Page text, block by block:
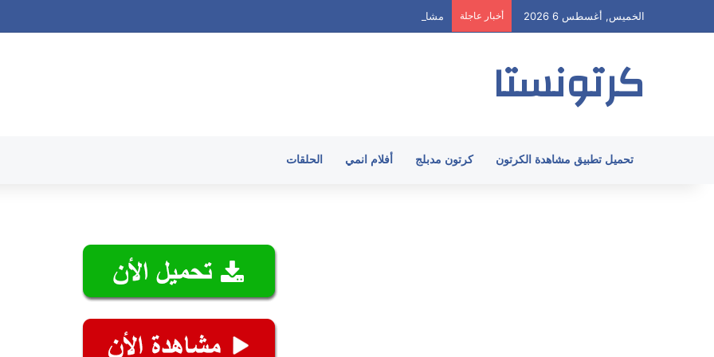
الخميس, أغسطس 6 2026 أخبار عاجلة مشاهدة هيا ارنولد الحلقة 58 مدبلج HD جميع الحلقات
كرتونستا
تحميل تطبيق مشاهدة الكرتون كرتون مدبلج أفلام انمي الحلقات